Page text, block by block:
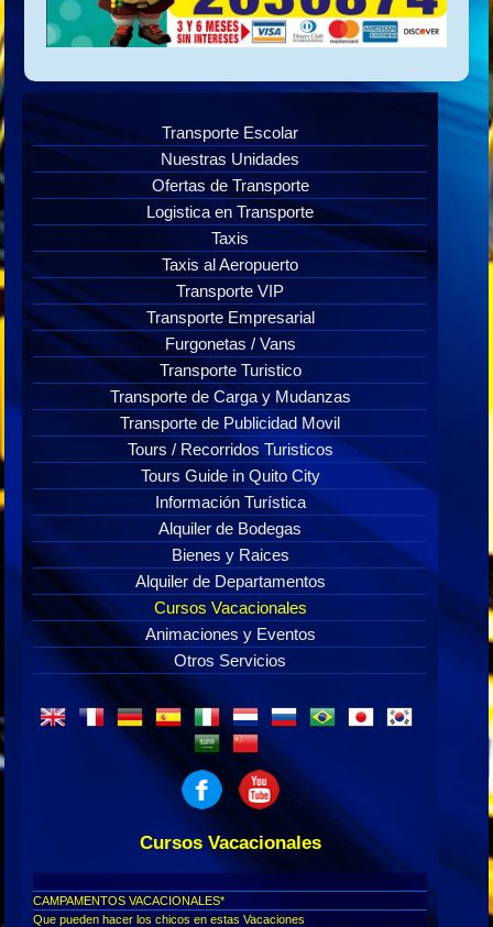
Transporte Escolar
Nuestras Unidades
Ofertas de Transporte
Logistica en Transporte
Taxis
Taxis al Aeropuerto
Transporte VIP
Transporte Empresarial
Furgonetas / Vans
Transporte Turistico
Transporte de Carga y Mudanzas
Transporte de Publicidad Movil
Tours / Recorridos Turisticos
Tours Guide in Quito City
Información Turística
Alquiler de Bodegas
Bienes y Raices
Alquiler de Departamentos
Cursos Vacacionales
Animaciones y Eventos
Otros Servicios
Cursos Vacacionales
CAMPAMENTOS VACACIONALES*
Que pueden hacer los chicos en estas Vacaciones